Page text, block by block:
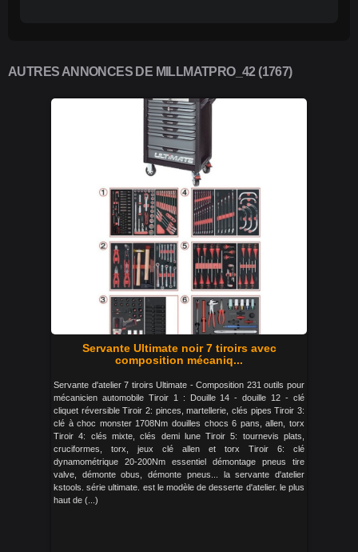
AUTRES ANNONCES DE MILLMATPRO_42 (1767)
Servante Ultimate noir 7 tiroirs avec
composition mécaniq...
Servante d'atelier 7 tiroirs Ultimate - Composition 231 outils pour
mécanicien automobile Tiroir 1 : Douille 14 - douille 12 - clé
cliquet réversible Tiroir 2: pinces, martellerie, clés pipes Tiroir 3:
clé à choc monster 1708Nm douilles chocs 6 pans, allen, torx
Tiroir 4: clés mixte, clés demi lune Tiroir 5: tournevis plats,
cruciformes, torx, jeux clé allen et torx Tiroir 6: clé
dynamométrique 20-200Nm essentiel démontage pneus tire
valve, démonte obus, démonte pneus... la servante d'atelier
kstools. série ultimate. est le modèle de desserte d'atelier. le plus
haut de (...)